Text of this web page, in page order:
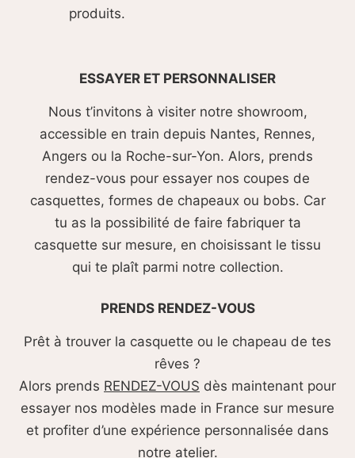
produits.
ESSAYER ET PERSONNALISER
Nous t’invitons à visiter notre showroom,
accessible en train depuis Nantes, Rennes,
Angers ou la Roche-sur-Yon. Alors, prends
rendez-vous pour essayer nos coupes de
casquettes, formes de chapeaux ou bobs. Car
tu as la possibilité de faire fabriquer ta
casquette sur mesure, en choisissant le tissu
qui te plaît parmi notre collection.
PRENDS RENDEZ-VOUS
Prêt à trouver la casquette ou le chapeau de tes
rêves ?
Alors prends RENDEZ-VOUS dès maintenant pour
essayer nos modèles made in France sur mesure
et profiter d’une expérience personnalisée dans
notre atelier.